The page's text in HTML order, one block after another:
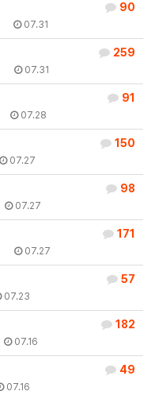
90
07.31
259
07.31
91
07.28
150
07.27
98
07.27
171
07.27
57
07.23
182
07.16
49
07.16